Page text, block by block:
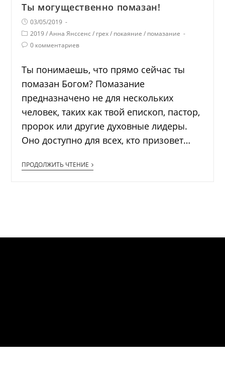
Ты могущественно помазан!
03/05/2019
2019 / Анна Янссенс / грех / покаяние / помазание
0 комментариев
Ты понимаешь, что прямо сейчас ты
помазан Богом? Помазание
предназначено не для нескольких
человек, таких как твой епископ, пастор,
пророк или другие духовные лидеры.
Оно доступно для всех, кто призовет…
ПРОДОЛЖИТЬ ЧТЕНИЕ